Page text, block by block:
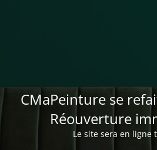
CMaPeinture se
Réouverture
Le site sera en ligne